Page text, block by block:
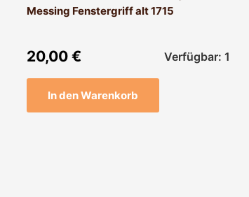
Messing Fenstergriff alt 1715
20,00 € Verfügbar: 1
In den Warenkorb